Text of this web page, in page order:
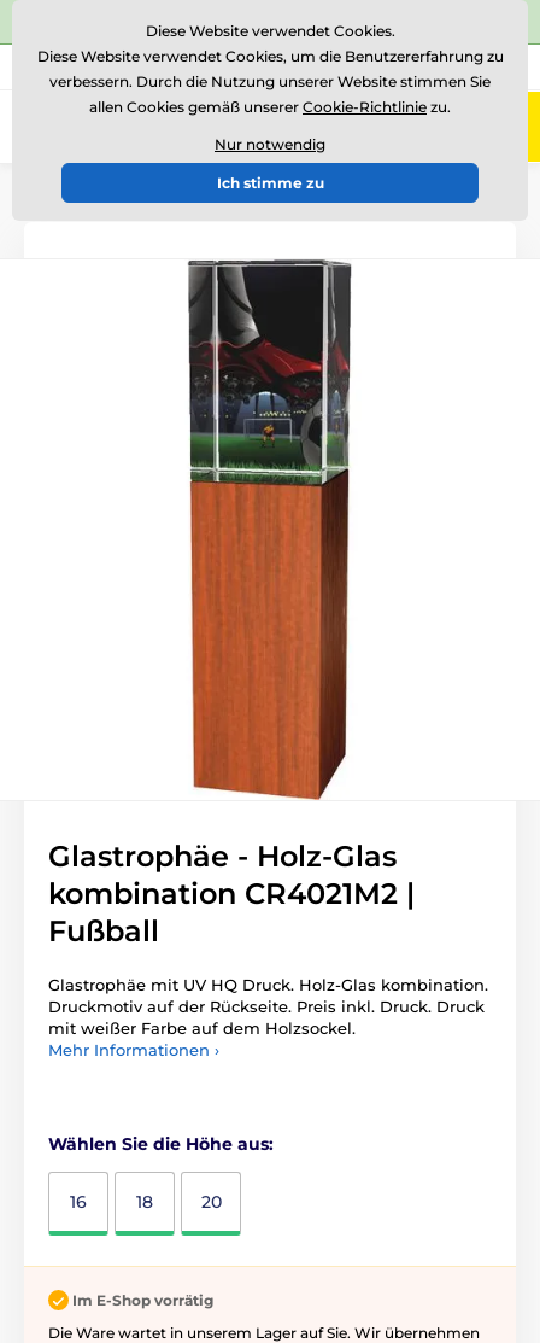
⭐Siehe 504 verifizierte Bewertungen auf
Rufen Sie uns an (Mo-Fr 15-18) +43 676 361 37 22
0
Einführung Glastrophäen Glastrophäen mit Druck
Glastrophäe - Holz-Glas
kombination CR4021M2 |
Fußball
Glastrophäe mit UV HQ Druck. Holz-Glas kombination.
Druckmotiv auf der Rückseite. Preis inkl. Druck. Druck
mit weißer Farbe auf dem Holzsockel.
Mehr Informationen ›
Wählen Sie die Höhe aus:
16 18 20
Im E-Shop vorrätig
Die Ware wartet in unserem Lager auf Sie. Wir übernehmen
Diese Website verwendet Cookies.
Diese Website verwendet Cookies, um die Benutzererfahrung zu
verbessern. Durch die Nutzung unserer Website stimmen Sie
allen Cookies gemäß unserer Cookie-Richtlinie zu.
Nur notwendig
Ich stimme zu